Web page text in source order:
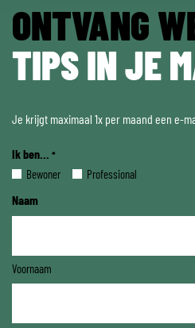
ONTVANG
TIPS IN JE
Je krijgt maximaal 1x per maand een e-
Ik ben... *
Bewoner Professional
Naam
Voornaam